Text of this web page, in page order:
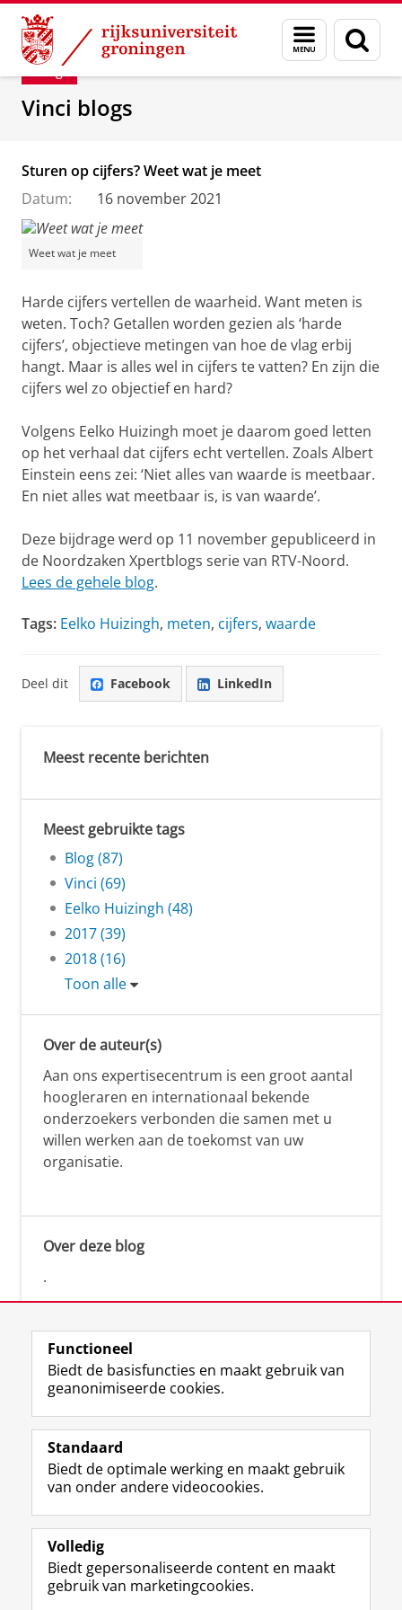
Skip
Content
Skip
Navigation
Menu
en
zoeken
Department of Innovation Management &
Blog
Vinci blogs
Sturen op cijfers? Weet wat je meet
Datum:
16 november 2021
Weet wat je meet
Harde cijfers vertellen de waarheid. Want meten is
weten. Toch? Getallen worden gezien als ‘harde
cijfers’, objectieve metingen van hoe de vlag erbij
hangt. Maar is alles wel in cijfers te vatten? En zijn die
cijfers wel zo objectief en hard?
Volgens Eelko Huizingh moet je daarom goed letten
op het verhaal dat cijfers echt vertellen. Zoals Albert
Einstein eens zei: ‘Niet alles van waarde is meetbaar.
En niet alles wat meetbaar is, is van waarde’.
Deze bijdrage werd op 11 november gepubliceerd in
de Noordzaken Xpertblogs serie van RTV-Noord.
Lees de gehele blog.
Tags: Eelko Huizingh, meten, cijfers, waarde
Deel dit Facebook LinkedIn
Meest recente berichten
Meest gebruikte tags
Blog (87)
Vinci (69)
Eelko Huizingh (48)
2017 (39)
2018 (16)
Toon alle
Over de auteur(s)
Aan ons expertisecentrum is een groot aantal
hoogleraren en internationaal bekende
onderzoekers verbonden die samen met u
willen werken aan de toekomst van uw
organisatie.
Over deze blog
.
Volg de RUG
F
a
e
b
o
p
a
g
L
i
k
e
I
-
p
a
R
S
-
f
e
R
i
I
n
t
r
m
-
Y
o
T
e
k
a
Studiekiezers
Alumni
Over ons
Functioneel
Biedt de basisfuncties en maakt gebruik van
geanonimiseerde cookies.
Standaard
Biedt de optimale werking en maakt gebruik
van onder andere videocookies.
Volledig
Biedt gepersonaliseerde content en maakt
gebruik van marketingcookies.